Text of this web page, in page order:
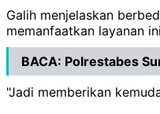
Galih menjelaskan
memanfaatkan layanan
BACA: Polrestabes
"Jadi memberikan